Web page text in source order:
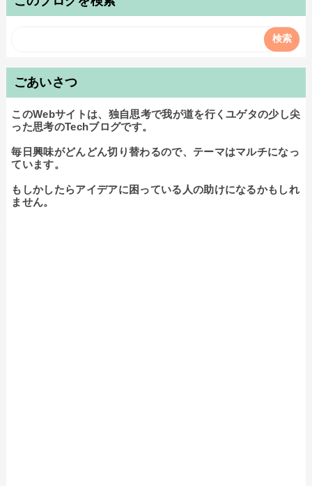
ごあいさつ
このWebサイトは、独自思考で我が道を行くユゲタの少し尖
った思考のTechブログです。
毎日興味がどんどん切り替わるので、テーマはマルチになっ
ています。
もしかしたらアイデアに困っている人の助けになるかもしれ
ません。